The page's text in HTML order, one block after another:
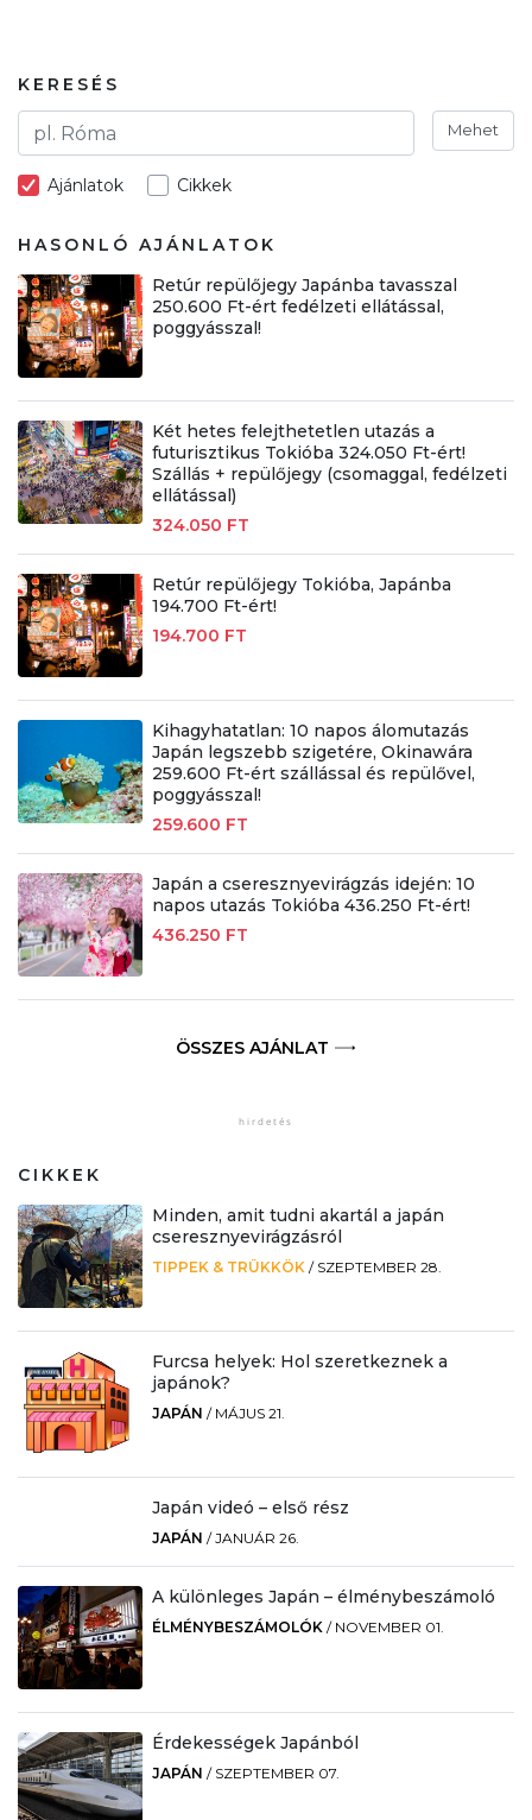
KERESÉS
Mehet
Ajánlatok Cikkek
HASONLÓ AJÁNLATOK
Retúr repülőjegy Japánba tavasszal
250.600 Ft-ért fedélzeti ellátással,
poggyásszal!
Két hetes felejthetetlen utazás a
futurisztikus Tokióba 324.050 Ft-ért!
Szállás + repülőjegy (csomaggal, fedélzeti
ellátással)
324.050 FT
Retúr repülőjegy Tokióba, Japánba
194.700 Ft-ért!
194.700 FT
Kihagyhatatlan: 10 napos álomutazás
Japán legszebb szigetére, Okinawára
259.600 Ft-ért szállással és repülővel,
poggyásszal!
259.600 FT
Japán a cseresznyevirágzás idején: 10
napos utazás Tokióba 436.250 Ft-ért!
436.250 FT
ÖSSZES AJÁNLAT
CIKKEK
Minden, amit tudni akartál a japán
cseresznyevirágzásról
TIPPEK & TRÜKKÖK / SZEPTEMBER 28.
Furcsa helyek: Hol szeretkeznek a
japánok?
JAPÁN / MÁJUS 21.
Japán videó – első rész
JAPÁN /JANUÁR 26.
A különleges Japán – élménybeszámoló
ÉLMÉNYBESZÁMOLÓK / NOVEMBER 01.
Érdekességek Japánból
JAPÁN / SZEPTEMBER 07.